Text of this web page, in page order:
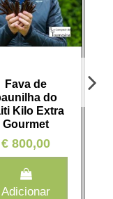
Fava de
do
Kilo Extra
Gourmet
€ 800,00
Adicionar